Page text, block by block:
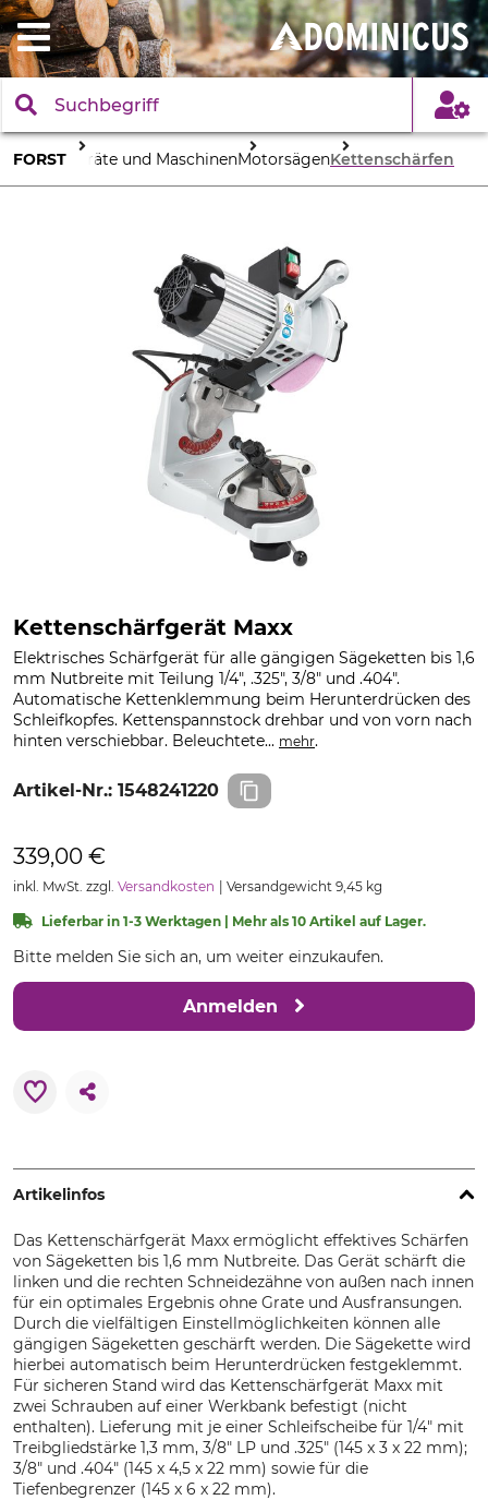
FORST Geräte und MaschinenMotorsägenKettenschärfen
Kettenschärfgerät Maxx
Elektrisches Schärfgerät für alle gängigen Sägeketten bis 1,6
mm Nutbreite mit Teilung 1/4", .325", 3/8" und .404".
Automatische Kettenklemmung beim Herunterdrücken des
Schleifkopfes. Kettenspannstock drehbar und von vorn nach
hinten verschiebbar. Beleuchtete... mehr.
Artikel-Nr.: 1548241220
339,00 €
inkl. MwSt. zzgl. Versandkosten Versandgewicht 9,45 kg
Lieferbar in 1-3 Werktagen | Mehr als 10 Artikel auf Lager.
Bitte melden Sie sich an, um weiter einzukaufen.
Anmelden
Artikelinfos
Das Kettenschärfgerät Maxx ermöglicht effektives Schärfen
von Sägeketten bis 1,6 mm Nutbreite. Das Gerät schärft die
linken und die rechten Schneidezähne von außen nach innen
für ein optimales Ergebnis ohne Grate und Ausfransungen.
Durch die vielfältigen Einstellmöglichkeiten können alle
gängigen Sägeketten geschärft werden. Die Sägekette wird
hierbei automatisch beim Herunterdrücken festgeklemmt.
Für sicheren Stand wird das Kettenschärfgerät Maxx mit
zwei Schrauben auf einer Werkbank befestigt (nicht
enthalten). Lieferung mit je einer Schleifscheibe für 1/4" mit
Treibgliedstärke 1,3 mm, 3/8" LP und .325" (145 x 3 x 22 mm);
3/8" und .404" (145 x 4,5 x 22 mm) sowie für die
Tiefenbegrenzer (145 x 6 x 22 mm).